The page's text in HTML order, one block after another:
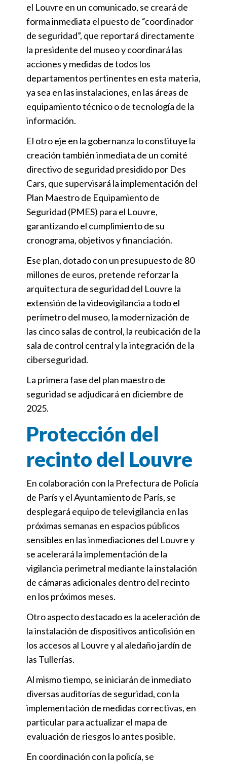
el Louvre en un comunicado, se creará de
forma inmediata el puesto de “coordinador
de seguridad”, que reportará directamente
la presidente del museo y coordinará las
acciones y medidas de todos los
departamentos pertinentes en esta materia,
ya sea en las instalaciones, en las áreas de
equipamiento técnico o de tecnología de la
información.
El otro eje en la gobernanza lo constituye la
creación también inmediata de un comité
directivo de seguridad presidido por Des
Cars, que supervisará la implementación del
Plan Maestro de Equipamiento de
Seguridad (PMES) para el Louvre,
garantizando el cumplimiento de su
cronograma, objetivos y financiación.
Ese plan, dotado con un presupuesto de 80
millones de euros, pretende reforzar la
arquitectura de seguridad del Louvre la
extensión de la videovigilancia a todo el
perímetro del museo, la modernización de
las cinco salas de control, la reubicación de la
sala de control central y la integración de la
ciberseguridad.
La primera fase del plan maestro de
seguridad se adjudicará en diciembre de
2025.
Protección del
recinto del Louvre
En colaboración con la Prefectura de Policía
de París y el Ayuntamiento de París, se
desplegará equipo de televigilancia en las
próximas semanas en espacios públicos
sensibles en las inmediaciones del Louvre y
se acelerará la implementación de la
vigilancia perimetral mediante la instalación
de cámaras adicionales dentro del recinto
en los próximos meses.
Otro aspecto destacado es la aceleración de
la instalación de dispositivos anticolisión en
los accesos al Louvre y al aledaño jardín de
las Tullerías.
Al mismo tiempo, se iniciarán de inmediato
diversas auditorías de seguridad, con la
implementación de medidas correctivas, en
particular para actualizar el mapa de
evaluación de riesgos lo antes posible.
En coordinación con la policía, se